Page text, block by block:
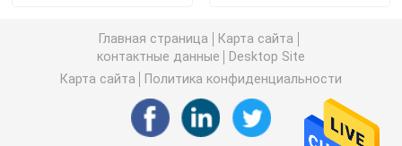
Света пикирования акваланга
батареи иона li перезаряжаемые
Главная страница
Карта сайта
контактные данные
Desktop Site
Карта сайта
Политика конфиденциальности